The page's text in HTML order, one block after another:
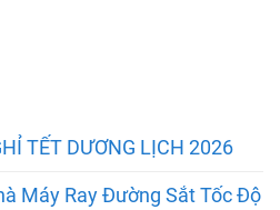
TẾT DƯƠNG LỊCH 2026
Máy Ray Đường Sắt Tốc Độ